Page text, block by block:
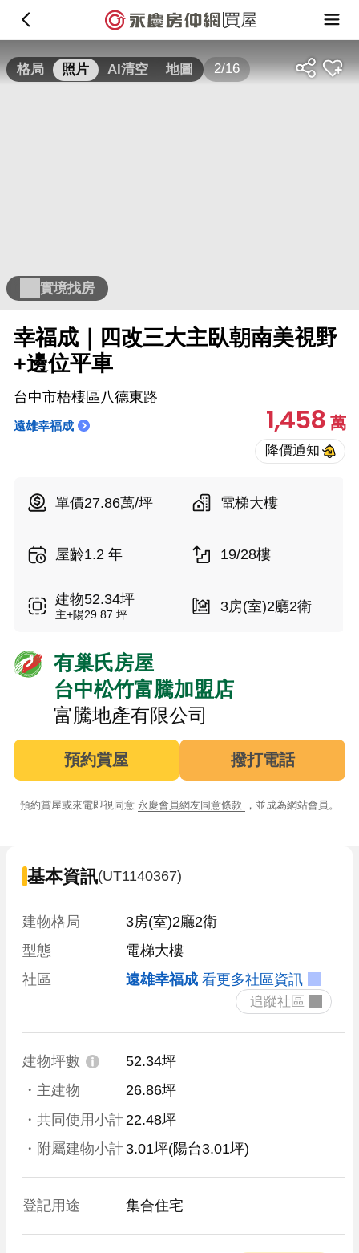
買屋
格局 照片 AI清空 地圖 2/16
實境找房
幸福成｜四改三大主臥朝南美視野
+邊位平車
台中市梧棲區八德東路
遠雄幸福成 1,458萬
單價27.86萬/坪 電梯大樓
屋齡1.2 年 19/28樓
建物52.34坪
主+陽29.87 坪 3房(室)2廳2衛
有巢氏房屋
台中松竹富騰加盟店
富騰地產有限公司
預約賞屋 撥打電話
預約賞屋或來電即視同意 永慶會員網友同意條款 ，並成為網站會員。
基本資訊(UT1140367)
建物格局
3房(室)2廳2衛
型態
電梯大樓
社區
遠雄幸福成 看更多社區資訊
建物坪數
52.34坪
・主建物
26.86坪
・共同使用小計 22.48坪
・附屬建物小計 3.01坪(陽台3.01坪)
登記用途 集合住宅